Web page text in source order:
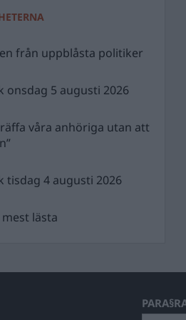
från uppblåsta politiker
onsdag 5 augusti 2026
våra anhöriga utan att
tisdag 4 augusti 2026
lästa